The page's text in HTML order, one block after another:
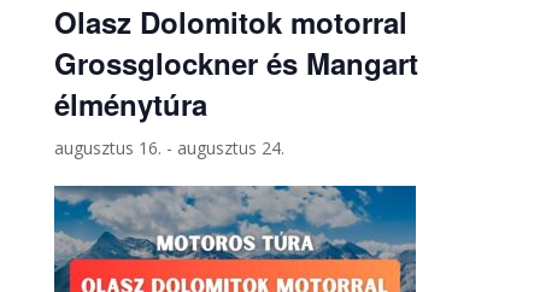
Olasz Dolomitok motorral
Grossglockner és Mangart
élménytúra
augusztus 16. - augusztus 24.